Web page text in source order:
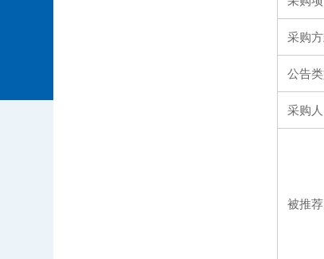
采购
公告
采购人
被推